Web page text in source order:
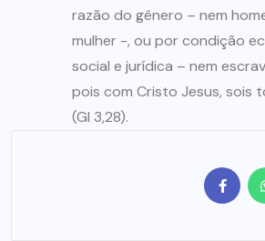
razão do gênero – nem
mulher -, ou por condição
social e jurídica – nem
pois com Cristo Jesus, sois
(Gl 3,28).